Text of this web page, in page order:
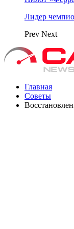
Лидер
Prev Next
Главная
Советы